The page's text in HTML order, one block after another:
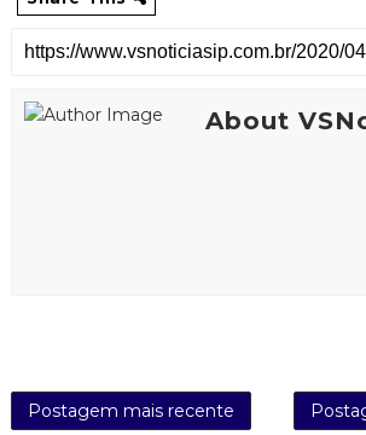
About
Postagem mais recente